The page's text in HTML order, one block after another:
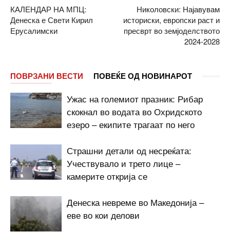
КАЛЕНДАР НА МПЦ:
Денеска е Свети Кирил
Ерусалимски
Николовски: Најавувам
историски, европски раст и
пресврт во земјоделството
2024-2028
ПОВРЗАНИ ВЕСТИ ПОВЕЌЕ ОД НОВИНАРОТ
Ужас на големиот празник: Рибар
скокнал во водата во Охридското
езеро – екипите трагаат по него
Страшни детали од несреќата:
Учествувало и трето лице –
камерите открија се
Денеска невреме во Македонија –
еве во кои делови